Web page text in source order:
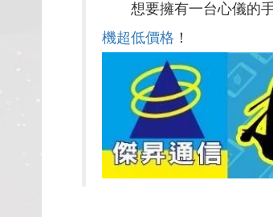
想要擁有一台心儀的手
機超低價格 ！